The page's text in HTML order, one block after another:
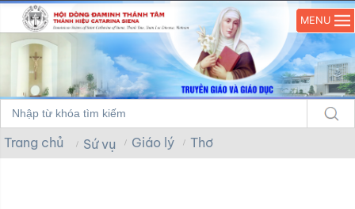
MENU
Trang chủ Sứ vụ Giáo lý Thơ